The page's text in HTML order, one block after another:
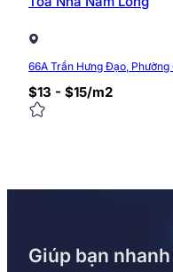
66A Trần Hưng Đạo,
$13 - $15/m2
Giúp bạn